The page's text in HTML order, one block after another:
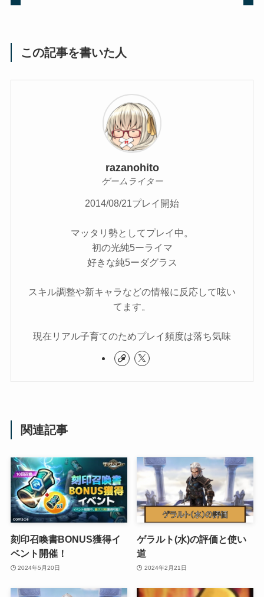
この記事を書いた人
razanohito
ゲームライター
2014/08/21プレイ開始
マッタリ勢としてプレイ中。
初の光純5ーライマ
好きな純5ーダグラス
スキル調整や新キャラなどの情報に反応して呟い
てます。
現在リアル子育てのためプレイ頻度は落ち気味
関連記事
刻印召喚書BONUS獲得イ
ベント開催！
2024年5月20日
ゲラルト(水)の評価と使い
道
2024年2月21日